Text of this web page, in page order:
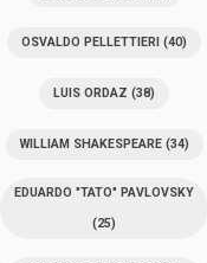
OSVALDO PELLETTIERI (40)
LUIS ORDAZ (38)
WILLIAM SHAKESPEARE(34)
EDUARDO "TATO" PAVLOVSKY
(25)